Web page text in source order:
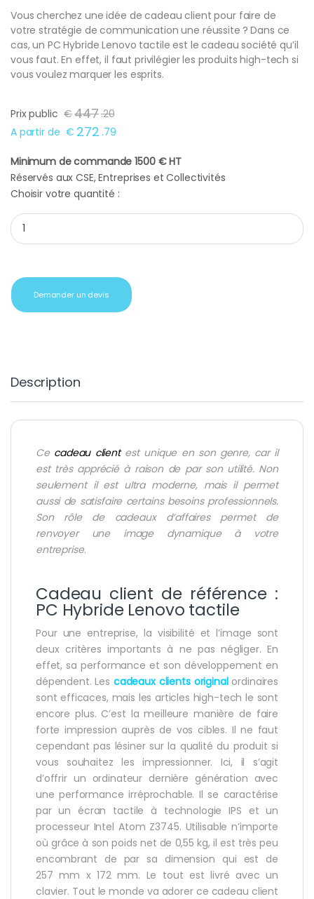
Vous cherchez une idée de cadeau client pour faire de
votre stratégie de communication une réussite ? Dans ce
cas, un PC Hybride Lenovo tactile est le cadeau société qu’il
vous faut. En effet, il faut privilégier les produits high-tech si
vous voulez marquer les esprits.
Prix public €447.20
A partir de € 272 .79
Minimum de commande 1500 € HT
Réservés aux CSE, Entreprises et Collectivités
Choisir votre quantité :
Cadeau client PC Hybride Lenovo tactile quantity
Demander un devis
Description
Ce cadeau clientest unique en son genre, car il
est très apprécié à raison de par son utilité. Non
seulement il est ultra moderne, mais il permet
aussi de satisfaire certains besoins professionnels.
Son rôle de cadeaux d’affaires permet de
renvoyer une image dynamique à votre
entreprise.
Cadeau client de référence :
PC Hybride Lenovo tactile
Pour une entreprise, la visibilité et l’image sont
deux critères importants à ne pas négliger. En
effet, sa performance et son développement en
dépendent. Les cadeaux clients original ordinaires
sont efficaces, mais les articles high-tech le sont
encore plus. C’est la meilleure manière de faire
forte impression auprès de vos cibles. Il ne faut
cependant pas lésiner sur la qualité du produit si
vous souhaitez les impressionner. Ici, il s’agit
d’offrir un ordinateur dernière génération avec
une performance irréprochable. Il se caractérise
par un écran tactile à technologie IPS et un
processeur Intel Atom Z3745. Utilisable n’importe
où grâce à son poids net de 0,55 kg, il est très peu
encombrant de par sa dimension qui est de
257 mm x 172 mm. Le tout est livré avec un
clavier. Tout le monde va adorer ce cadeau client